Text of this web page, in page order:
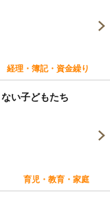
経理・簿記・資金繰り
い子どもたち
育児・教育・家庭